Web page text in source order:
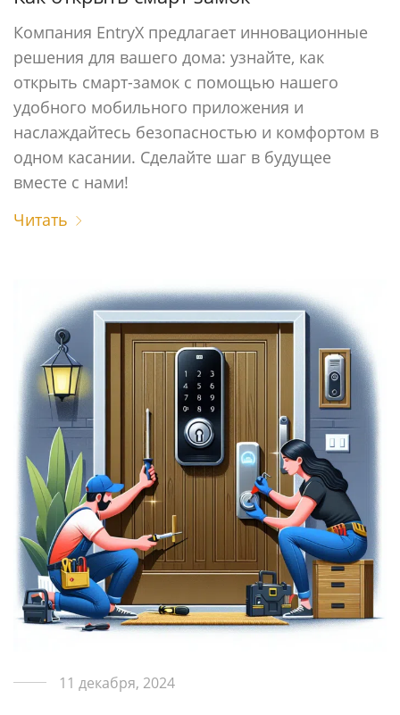
Компания EntryX предлагает инновационные
решения для вашего дома: узнайте, как
открыть смарт-замок с помощью нашего
удобного мобильного приложения и
наслаждайтесь безопасностью и комфортом в
одном касании. Сделайте шаг в будущее
вместе с нами!
Читать
11 декабря, 2024